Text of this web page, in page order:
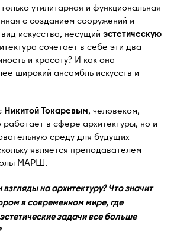
утилитарная и функциональная
с созданием сооружений и
искусства, несущий эстетическую
сочетает в себе эти два
и красоту? И как она
широкий ансамбль искусств и
Никитой Токаревым, человеком,
работает в сфере архитектуры, но и
среду для будущих
является преподавателем
МАРШ.
на архитектуру? Что значит
в современном мире, где
задачи все больше